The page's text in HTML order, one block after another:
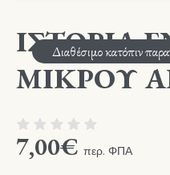
ΙΣΤΟΡΙΑ
ΜΙΚΡΟΥ
7,00€ περ. ΦΠΑ
Διαθέσιμο κατόπιν